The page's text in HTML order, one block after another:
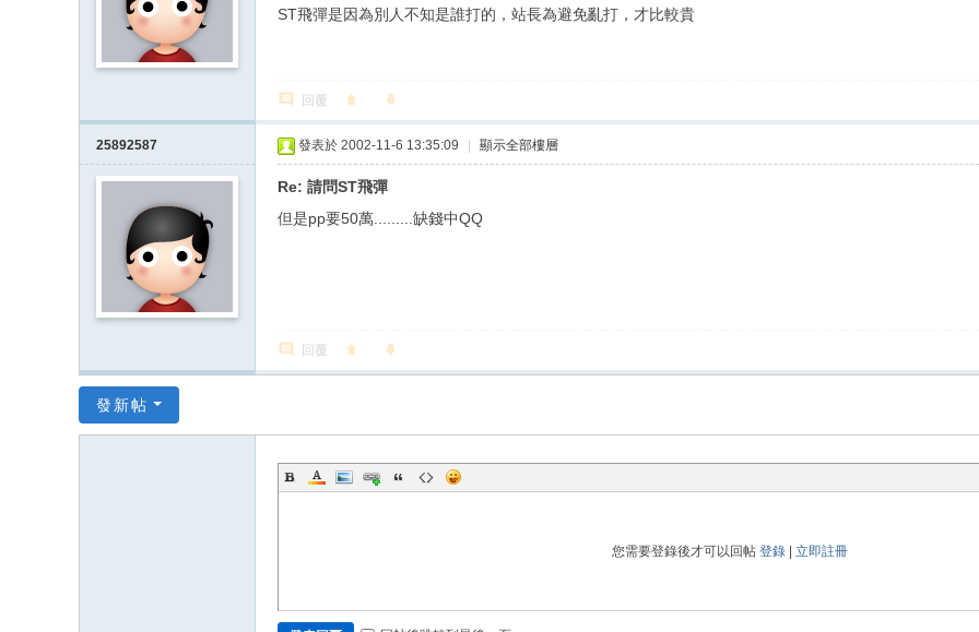
ST飛彈是因為別人不知是誰打的，站長為避免亂打，才比較貴
回覆
25892587 發表於 2002-11-6 13:35:09 顯示全部樓層
Re: 請問ST飛彈
但是pp要50萬.........缺錢中QQ
回覆
發新帖
您需要登錄後才可以回帖 登錄| 立即註冊